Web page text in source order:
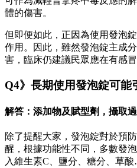
體的傷害。
但即便如此，正因為使用發泡
作用。因此，雖然發泡錠主成
害，臨床仍建議民眾應在有感
Q4》長期使用發泡錠可能
解答：添加物及賦型劑，攝取
除了提醒大家，發泡錠對於預
醒，根據功能性不同，多數發
入維生素C、鹽分、糖分、草